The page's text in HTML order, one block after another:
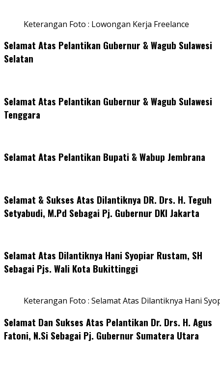
Keterangan Foto : Lowongan Kerja Freelance
Selamat Atas Pelantikan Gubernur & Wagub Sulawesi
Selatan
Selamat Atas Pelantikan Gubernur & Wagub Sulawesi
Tenggara
Selamat Atas Pelantikan Bupati & Wabup Jembrana
Selamat & Sukses Atas Dilantiknya DR. Drs. H. Teguh
Setyabudi, M.Pd Sebagai Pj. Gubernur DKI Jakarta
Selamat Atas Dilantiknya Hani Syopiar Rustam, SH
Sebagai Pjs. Wali Kota Bukittinggi
Keterangan Foto : Selamat Atas Dilantiknya Hani
Selamat Dan Sukses Atas Pelantikan Dr. Drs. H. Agus
Fatoni, N.Si Sebagai Pj. Gubernur Sumatera Utara